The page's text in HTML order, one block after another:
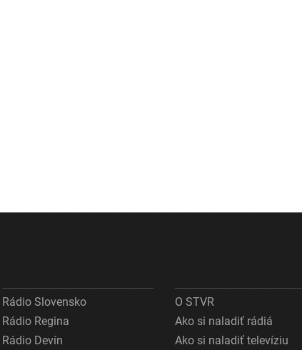
Rádio Slovensko
Rádio Regina
Rádio Devín
O STVR
Ako si naladiť rádiá
Ako si naladiť televíziu